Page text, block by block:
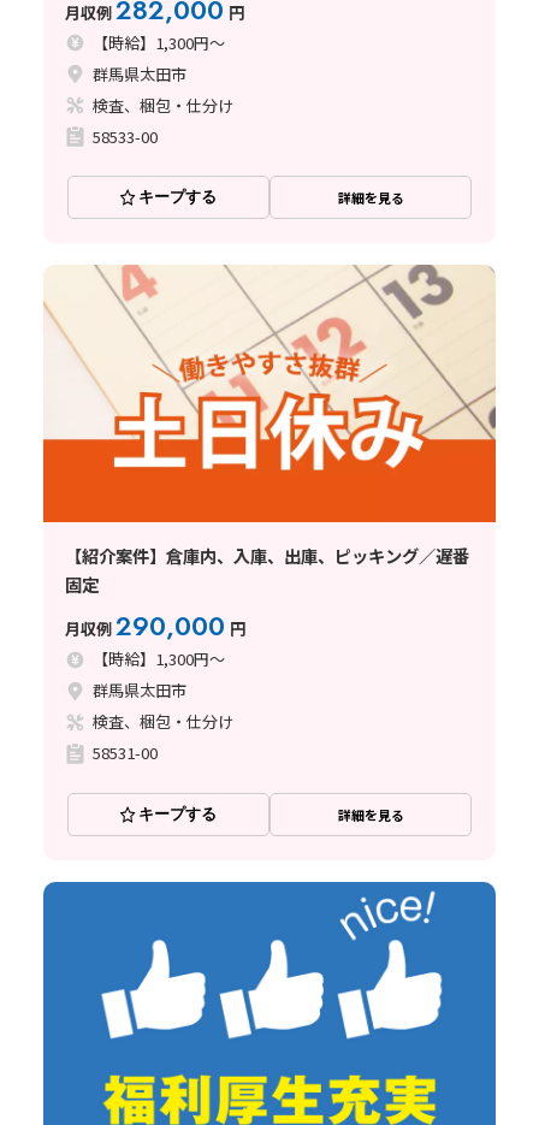
月収例282,000 円
【時給】1,300円～
群馬県太田市
検査、梱包・仕分け
58533-00
キープする 詳細を見る
【紹介案件】倉庫内、入庫、出庫、ピッキング／遅番
固定
月収例290,000 円
【時給】1,300円～
群馬県太田市
検査、梱包・仕分け
58531-00
キープする 詳細を見る